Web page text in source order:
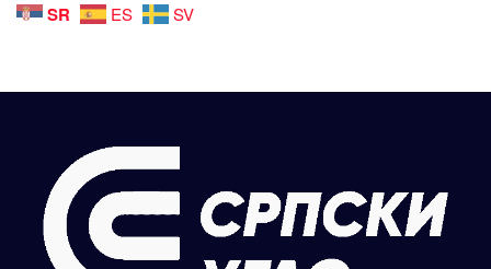
SR ES SV